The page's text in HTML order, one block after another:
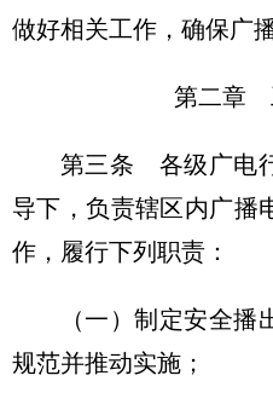
做好相关工作，确保广
第二章
第三条 各级广电
导下，负责辖区内广播
作，履行下列职责：
（一）制定安全
规范并推动实施；